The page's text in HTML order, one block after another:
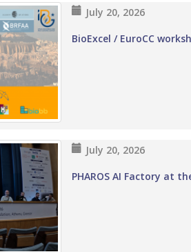
July 20, 2026
BioExcel / EuroCC
July 20, 2026
PHAROS AI Factory at